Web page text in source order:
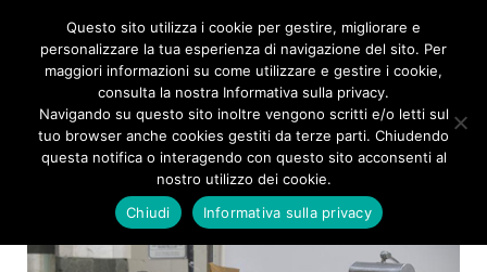
Pastis
“Un occhio vede, l’altro sente”
Questo sito utilizza i cookie per gestire, migliorare e
personalizzare la tua esperienza di navigazione del sito. Per
maggiori informazioni su come utilizzare e gestire i cookie,
consulta la nostra Informativa sulla privacy.
Navigando su questo sito inoltre vengono scritti e/o letti sul
tuo browser anche cookies gestiti da terze parti. Chiudendo
questa notifica o interagendo con questo sito acconsenti al
nostro utilizzo dei cookie.
Chiudi
Informativa sulla privacy